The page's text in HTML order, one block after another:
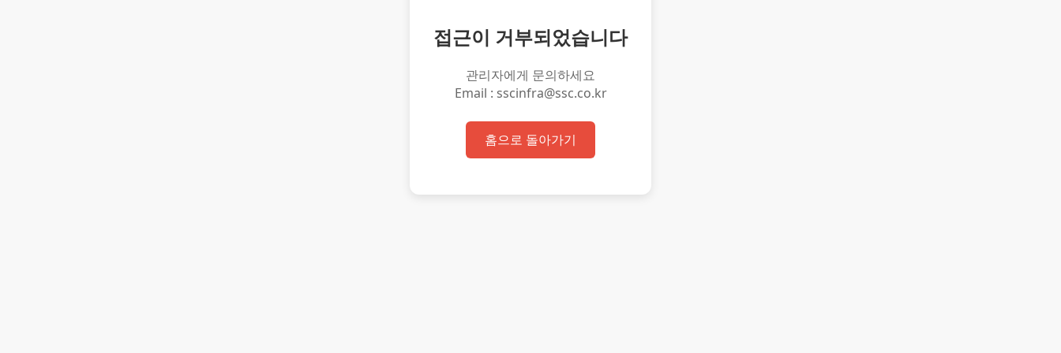
접근이 거부되었습니다
관리자에게 문의하세요
Email : sscinfra@ssc.co.kr
홈으로 돌아가기